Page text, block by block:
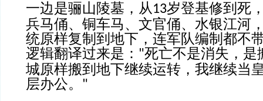
一边是骊山陵墓，从 13岁登基修到死
兵马俑、铜车马、文官俑、水银江河
统原样复制到地下，连军队编制都
逻辑翻译过来是： "死亡不是消失，是
城原样搬到地下继续运转，我继续当
层办公。
"